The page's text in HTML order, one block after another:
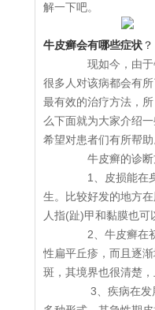
解一下吧。
牛皮癣会有哪些症状 ？
现如今，由于
很多人对该病都会有
最有效的治疗方法，
么下面就为大家介绍
希望对患者们有所帮助
牛皮癣的诊断
1、皮损能在身
生。比较好发的地方
人指(趾)甲和黏膜也可
2、牛皮癣在初
性扁平丘疹，而且逐
斑，其境界也很清楚
3、疾病在发展